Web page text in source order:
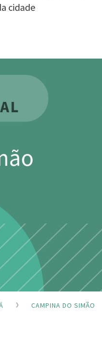
cidade
CAMPINA DO SIMÃO